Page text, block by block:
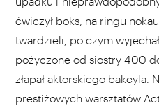
ćwiczył boks, na ringu
twardzieli, po czym
pożyczone od siostry 400
złapał aktorskiego bakcyla.
prestiżowych warsztatów